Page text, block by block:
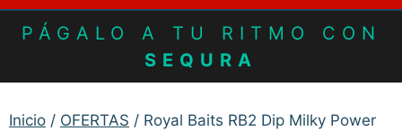
PÁGALO A TU RITMO CON
SEQURA
Inicio / OFERTAS / Royal Baits RB2 Dip Milky Power